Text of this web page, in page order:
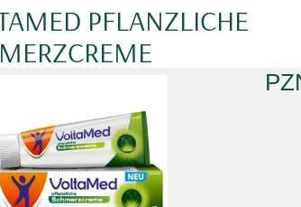
PFLANZLICHE